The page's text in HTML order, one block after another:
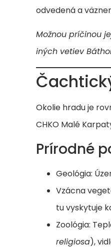
odvedená a
Možnou príčinou
iných vetiev
Okolie hradu je
CHKO Malé
Prírodné
Geológia:
Vzácna
tu vyskytuje
Zoológia:
religiosa),